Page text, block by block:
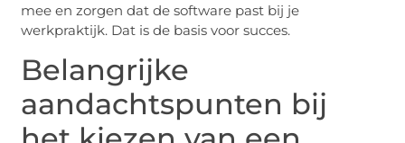
mee en zorgen dat de software past bij je
werkpraktijk. Dat is de basis voor succes.
Belangrijke
aandachtspunten bij